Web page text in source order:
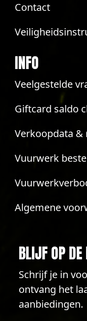
Contact
INFO
Veelgestelde
Giftcard saldo
Verkoopdata &
Vuurwerk
Algemene
BLIJF OP DE
Schrijf je in
ontvang het
aanbiedingen.